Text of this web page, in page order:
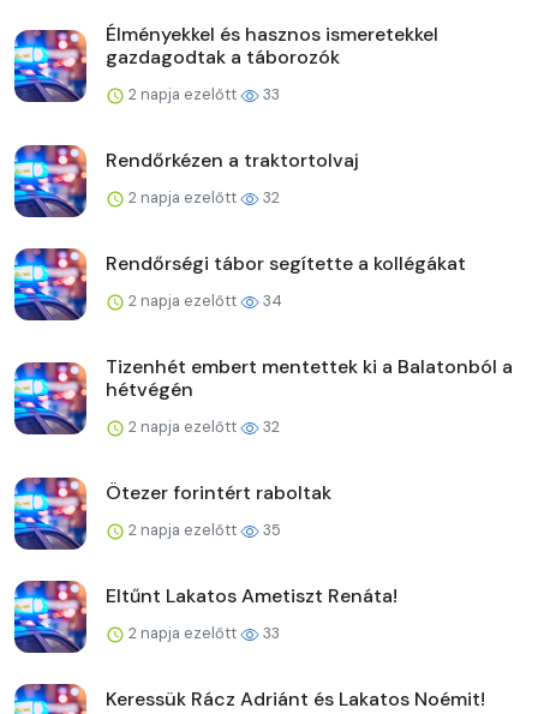
Élményekkel és hasznos ismeretekkel
gazdagodtak a táborozók
2 napja ezelőtt 33
Rendőrkézen a traktortolvaj
2 napja ezelőtt 32
Rendőrségi tábor segítette a kollégákat
2 napja ezelőtt 34
Tizenhét embert mentettek ki a Balatonból a
hétvégén
2 napja ezelőtt 32
Ötezer forintért raboltak
2 napja ezelőtt 35
Eltűnt Lakatos Ametiszt Renáta!
2 napja ezelőtt 33
Keressük Rácz Adriánt és Lakatos Noémit!